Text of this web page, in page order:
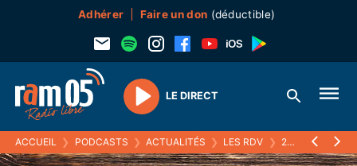
Adhérer Faire un don (déductible)
Play
LE DIRECT
ACCUEIL ❯ PODCASTS ❯ ACTUALITÉS ❯ LES RDV ❯ 20 AVRIL 2022